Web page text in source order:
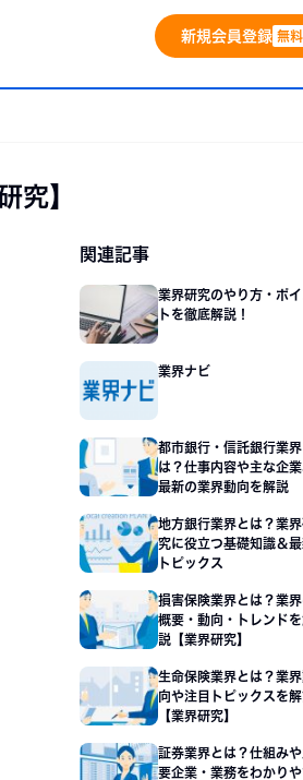
新規会員登録 無料
内定・内々定
究】
サ
イ
ド
バー
関連記事
業界研究のやり方・ポイ
トを徹底解説！
業界ナビ
都市銀行・信託銀行業界
は？仕事内容や主な企業
最新の業界動向を解説
地方銀行業界とは？業
究に役立つ基礎知識＆
トピックス
損害保険業界とは？業界
概要・動向・トレンド
説【業界研究】
生命保険業界とは？業
向や注目トピックスを解
【業界研究】
証券業界とは？仕組みや
要企業・業務をわかり